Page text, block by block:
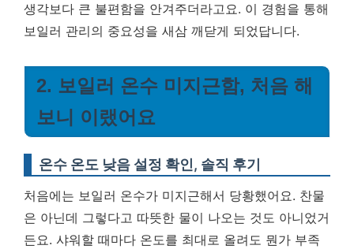
생각보다 큰 불편함을 안겨주더라고요. 이 경험을 통해
보일러 관리의 중요성을 새삼 깨닫게 되었답니다.
2. 보일러 온수 미지근함, 처음 해
보니 이랬어요
온수 온도 낮음 설정 확인, 솔직 후기
처음에는 보일러 온수가 미지근해서 당황했어요. 찬물
은 아닌데 그렇다고 따뜻한 물이 나오는 것도 아니었거
든요. 샤워할 때마다 온도를 최대로 올려도 뭔가 부족